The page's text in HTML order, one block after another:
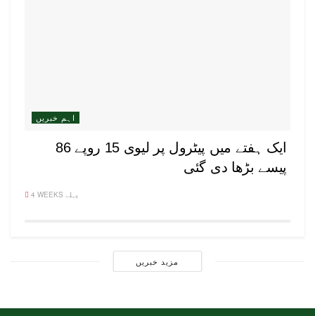
اہم خبریں
ایک ہفتے میں پیٹرول پر لیوی 15 روپے 86
پیسے بڑھا دی گئی
4 WEEKS پہلے
مزید خبریں